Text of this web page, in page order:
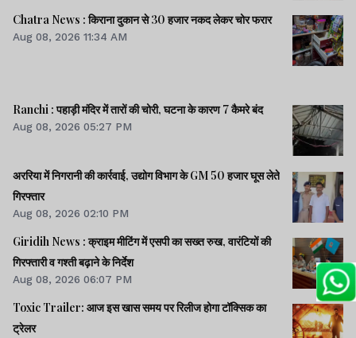
Chatra News : किराना दुकान से 30 हजार नकद लेकर चोर फरार
Aug 08, 2026 11:34 AM
Ranchi : पहाड़ी मंदिर में तारों की चोरी, घटना के कारण 7 कैमरे बंद
Aug 08, 2026 05:27 PM
अररिया में निगरानी की कार्रवाई, उद्योग विभाग के GM 50 हजार घूस लेते
गिरफ्तार
Aug 08, 2026 02:10 PM
Giridih News : क्राइम मीटिंग में एसपी का सख्त रुख, वारंटियों की
गिरफ्तारी व गश्ती बढ़ाने के निर्देश
Aug 08, 2026 06:07 PM
Toxic Trailer: आज इस खास समय पर रिलीज होगा टॉक्सिक का
ट्रेलर